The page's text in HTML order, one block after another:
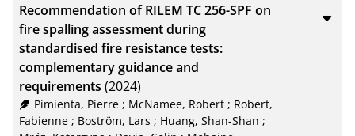
RIS
20
Recommendation of RILEM TC 256-SPF on
fire spalling assessment during
standardised fire resistance tests:
complementary guidance and
requirements (2024)
Pimienta, Pierre; McNamee, Robert; Robert,
Fabienne ; Boström, Lars ; Huang, Shan-Shan ;